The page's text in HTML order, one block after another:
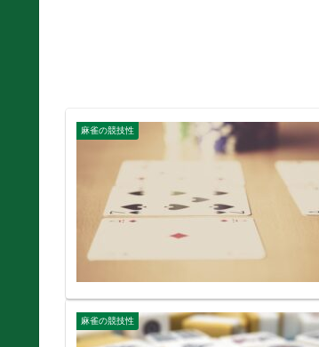
麻雀の競技性
麻雀の競技性